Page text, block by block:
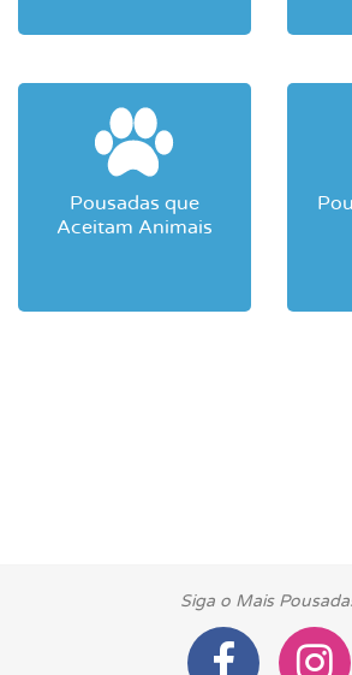
Pousadas que
Aceitam Animais
Siga o Mais